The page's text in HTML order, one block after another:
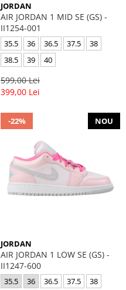
JORDAN
AIR JORDAN 1 MID SE (GS) -
II1254-001
35.5 36 36.5 37.5
38
38.5
39 40
599,00 Lei
399,00 Lei
-22% NOU
JORDAN
AIR JORDAN 1 LOW SE (GS) -
II1247-600
35.5 36 36.5 37.5
38